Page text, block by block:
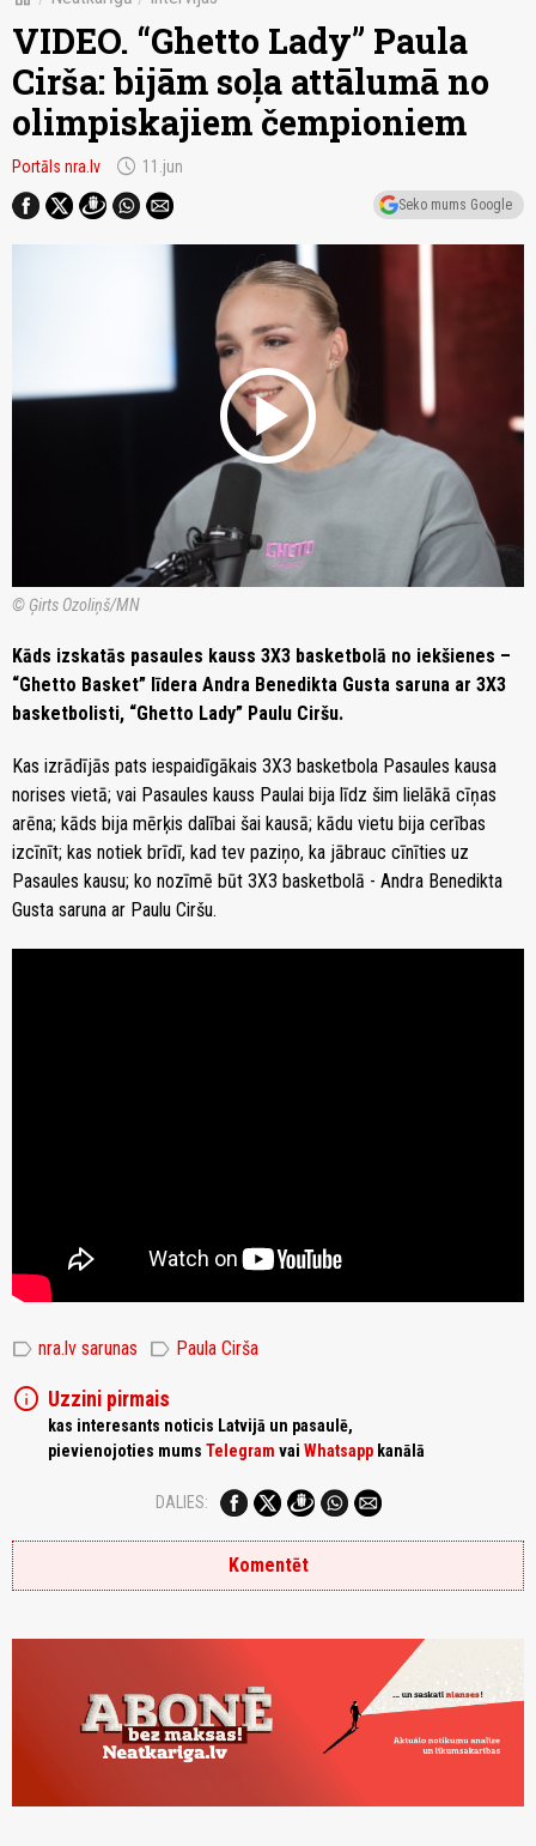
VIDEO. “Ghetto Lady” Paula
Cirša: bijām soļa attālumā no
olimpiskajiem čempioniem
Portāls nra.lv schedule 11.jun
Seko mums Google
play_circle
© Ģirts Ozoliņš/MN
Kāds izskatās pasaules kauss 3X3 basketbolā no iekšienes –
“Ghetto Basket” līdera Andra Benedikta Gusta saruna ar 3X3
basketbolisti, “Ghetto Lady” Paulu Ciršu.
Kas izrādījās pats iespaidīgākais 3X3 basketbola Pasaules kausa
norises vietā; vai Pasaules kauss Paulai bija līdz šim lielākā cīņas
arēna; kāds bija mērķis dalībai šai kausā; kādu vietu bija cerības
izcīnīt; kas notiek brīdī, kad tev paziņo, ka jābrauc cīnīties uz
Pasaules kausu; ko nozīmē būt 3X3 basketbolā - Andra Benedikta
Gusta saruna ar Paulu Ciršu.
label nra.lv sarunas label Paula Cirša
info Uzzini pirmais
kas interesants noticis Latvijā un pasaulē,
pievienojoties mums Telegram vai Whatsapp kanālā
DALIES:
Komentēt